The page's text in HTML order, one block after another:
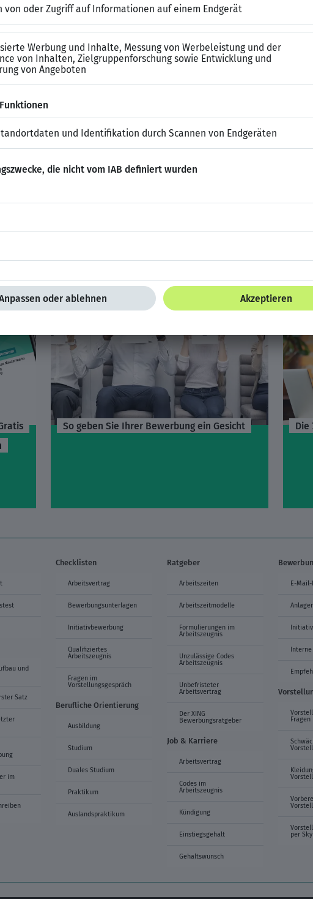
nur einen guten ersten Eindruck bei Unternehmen und Recruitern.
Kontakte auf Dich stoßen. Mehr spannende Artikel rund um das
Artikel und News rund um Deine Karriere? Auf der SeiteCampus &
zusammengestellt.Hierabonnieren!
DICH AUCH
So geben Sie Ihrer Bewerbung ein Gesicht Die
und
Satz
im
Checklisten
Arbeitsvertrag
Bewerbungsunterlagen
Initiativbewerbung
Qualifiziertes
Arbeitszeugnis
Fragen im
Vorstellungsgespräch
Berufliche Orientierung
Ausbildung
Studium
Duales Studium
Praktikum
Auslandspraktikum
Ratgeber
Arbeitszeiten
Arbeitszeitmodelle
Formulierungen im
Arbeitszeugnis
Unzulässige Codes
Arbeitszeugnis
Unbefristeter
Arbeitsvertrag
Der XING
Bewerbungsratgeber
Job & Karriere
Arbeitsvertrag
Codes im
Arbeitszeugnis
Kündigung
Einstiegsgehalt
Gehaltswunsch
E-
Fragen
per